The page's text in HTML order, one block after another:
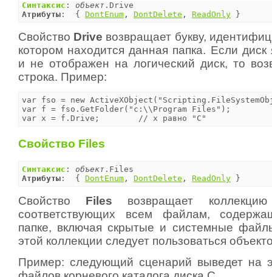
Синтаксис : объект
Атрибуты :  { DontEnum , DontDelete , ReadOnly }
Свойство Drive возвращает букву,
котором находится данная папка. Если диск
и не отображен на логический диск, то
строка. Пример:
var fso = new
var f = fso.GetFolder("c:\\Program Files");
var x = f.Drive;	// x равно "C"
Свойство Files
Синтаксис : объект
Атрибуты :  { DontEnum , DontDelete , ReadOnly }
Свойство Files возвращает
соответствующих всем файлам,
папке, включая скрытые и системные
этой коллекции следует пользоваться
Пример: следующий сценарий выведет на